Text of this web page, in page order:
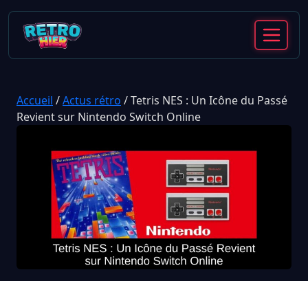
Accueil /Actus rétro /Tetris NES : Un Icône du Passé
Revient sur Nintendo Switch Online